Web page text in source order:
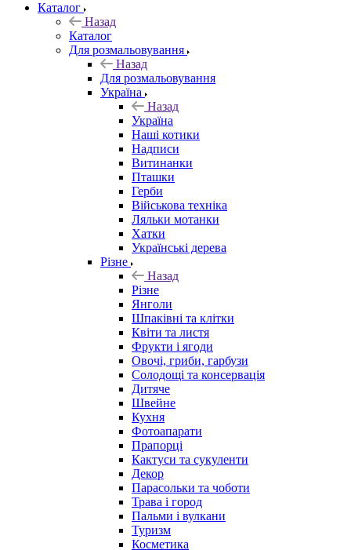
Каталог
Назад
Каталог
Для розмальовування
Назад
Для розмальовування
Україна
Назад
Україна
Наші котики
Надписи
Витинанки
Пташки
Герби
Військова техніка
Ляльки мотанки
Хатки
Українські дерева
Різне
Назад
Різне
Янголи
Шпаківні та клітки
Квіти та листя
Фрукти і ягоди
Овочі, гриби, гарбузи
Солодощі та консервація
Дитяче
Швейне
Кухня
Фотоапарати
Прапорці
Кактуси та сукуленти
Декор
Парасольки та чоботи
Трава і город
Пальми і вулкани
Туризм
Косметика